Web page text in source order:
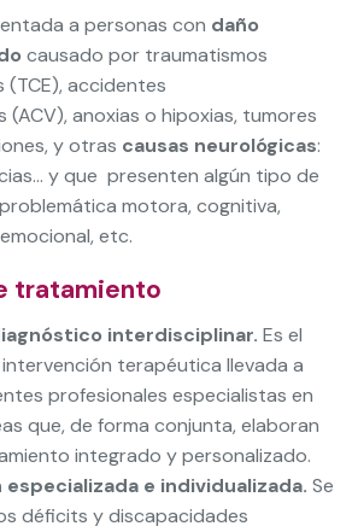
a personas con daño
causado por traumatismos
accidentes
anoxias o hipoxias, tumores
y otras causas neurológicas:
y que presenten algún tipo de
motora, cognitiva,
etc.
tratamiento
interdisciplinar. Es el
terapéutica llevada a
profesionales especialistas en
que, de forma conjunta, elaboran
integrado y personalizado.
e individualizada. Se
déficits y discapacidades